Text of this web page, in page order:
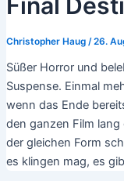
Christopher Haug /26.
Süßer Horror und
Suspense. Einmal
wenn das Ende
den ganzen Film
der gleichen Form
es klingen mag, es